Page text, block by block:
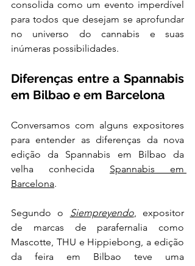
consolida como um evento imperdível
para todos que desejam se aprofundar
no universo do cannabis e suas
inúmeras possibilidades.
Diferenças entre a Spannabis
em Bilbao e em Barcelona
Conversamos com alguns expositores
para entender as diferenças da nova
edição da Spannabis em Bilbao da
velha conhecida Spannabis em
Barcelona.
Segundo o Siempreyendo, expositor
de marcas de parafernalia como
Mascotte, THU e Hippiebong, a edição
da feira em Bilbao teve uma